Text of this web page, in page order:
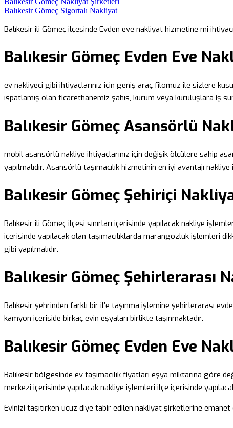
Balıkesir Gömeç Sigortalı Nakliyat
Balıkesir ili Gömeç ilçesinde Evden eve nakliyat hizmetine mi
Balıkesir Gömeç Evden Eve
ev nakliyeci gibi ihtiyaçlarınız için geniş araç filomuz ile sizlere
ıspatlamış olan ticarethanemiz şahıs, kurum veya kuruluşlara iş
Balıkesir Gömeç Asansörlü
mobil asansörlü nakliye ihtiyaçlarınız için değişik ölçülere sahip
yapılmalıdır. Asansörlü taşımacılık hizmetinin en iyi avantajı
Balıkesir Gömeç Şehiriçi
Balıkesir ili Gömeç ilçesi sınırları içerisinde yapılacak nakliye
içerisinde yapılacak olan taşımacılıklarda marangozluk işlemleri
gibi yapılmalıdır.
Balıkesir Gömeç Şehirlerarası
Balıkesir şehrinden farklı bir il’e taşınma işlemine şehirlerarası
kamyon içeriside birkaç evin eşyaları birlikte taşınmaktadır.
Balıkesir Gömeç Evden Eve
Balıkesir bölgesinde ev taşımacılık fiyatları eşya miktarına göre
merkezi içerisinde yapılacak nakliye işlemleri ilçe içerisinde
Evinizi taşıtırken ucuz diye tabir edilen nakliyat şirketlerine